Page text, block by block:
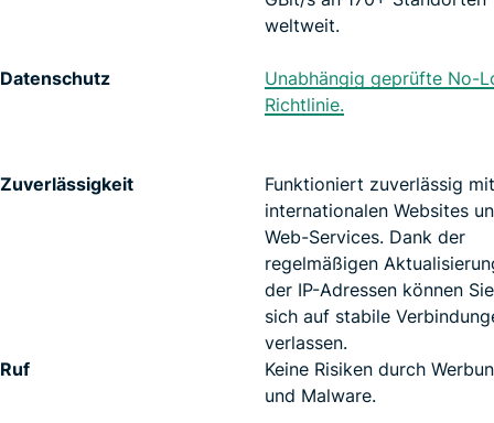
weltweit.
Datenschutz
Unabhängig geprüfte No-
Richtlinie.
Zuverlässigkeit
Funktioniert zuverlässig mit
internationalen Websites
Web-Services. Dank der
regelmäßigen
der IP-Adressen können Sie
sich auf stabile
verlassen.
Ruf
Keine Risiken durch
und Malware.